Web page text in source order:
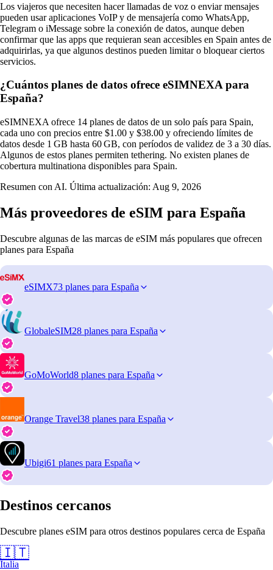
Los viajeros que necesiten hacer llamadas de voz o enviar mensajes
pueden usar aplicaciones VoIP y de mensajería como WhatsApp,
Telegram o iMessage sobre la conexión de datos, aunque deben
confirmar que las apps que requieran sean accesibles en Spain antes de
adquirirlas, ya que algunos destinos pueden limitar o bloquear ciertos
servicios.
¿Cuántos planes de datos ofrece eSIMNEXA para
España?
eSIMNEXA ofrece 14 planes de datos de un solo país para Spain,
cada uno con precios entre $1.00 y $38.00 y ofreciendo límites de
datos desde 1 GB hasta 60 GB, con períodos de validez de 3 a 30 días.
Algunos de estos planes permiten tethering. No existen planes de
cobertura multinationa disponibles para Spain.
Resumen con AI. Última actualización: Aug 9, 2026
Más proveedores de eSIM para España
Descubre algunas de las marcas de eSIM más populares que ofrecen
planes para España
eSIMX73 planes para España
GlobaleSIM28 planes para España
GoMoWorld8 planes para España
Orange Travel38 planes para España
Ubigi61 planes para España
Destinos cercanos
Descubre planes eSIM para otros destinos populares cerca de España
🇮🇹
Italia